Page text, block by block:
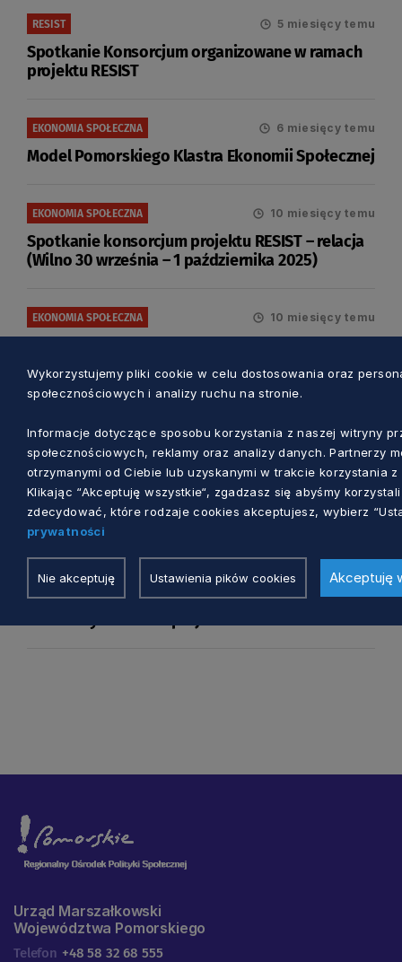
RESIST 5 miesięcy temu
Spotkanie Konsorcjum organizowane w ramach
projektu RESIST
EKONOMIA SPOŁECZNA 6 miesięcy temu
Model Pomorskiego Klastra Ekonomii Społecznej
EKONOMIA SPOŁECZNA 10 miesięcy temu
Spotkanie konsorcjum projektu RESIST – relacja
(Wilno 30 września – 1 października 2025)
EKONOMIA SPOŁECZNA 10 miesięcy temu
EKONOMIA SPOŁECZNA
Warsztaty RESIST – relacja (09.09.2025)
EKONOMIA SPOŁECZNA 1 rok temu
Klaster ekonomii społecznej – spotkanie w
ramach projektu RESIST – 12.06.2025
Urząd Marszałkowski
Województwa Pomorskiego
Telefon +48 58 32 68 555
Wykorzystujemy pliki cookie w celu dostosowania oraz
społecznościowych i analizy ruchu na stronie.
Informacje dotyczące sposobu korzystania z naszej witryny
społecznościowych, reklamy oraz analizy danych. Partnerzy
otrzymanymi od Ciebie lub uzyskanymi w trakcie korzystania z
Klikając “Akceptuję wszystkie“, zgadzasz się abyśmy
zdecydować, które rodzaje cookies akceptujesz, wybierz
prywatności
Nie akceptuję Ustawienia pików cookies Akceptuję